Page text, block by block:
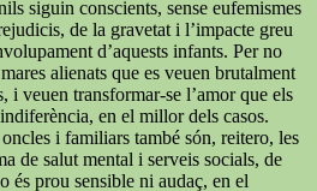
siguin conscients, sense eufemismes
de la gravetat i l’impacte greu
d’aquests infants. Per no
alienats que es veuen brutalment
i veuen transformar-se l’amor que els
en el millor dels casos.
i familiars també són, reitero, les
de salut mental i serveis socials, de
és prou sensible ni audaç, en el